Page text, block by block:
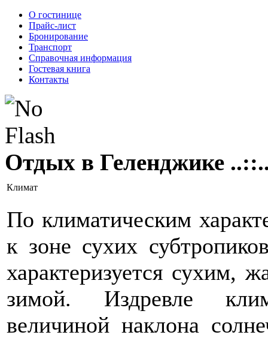
О гостинице
Прайс-лист
Бронирование
Транспорт
Справочная информация
Гостевая книга
Контакты
Отдых в Геленджике
Климат
По климатическим
к зоне сухих
характеризуется сухим,
зимой. Издревле
величиной наклона